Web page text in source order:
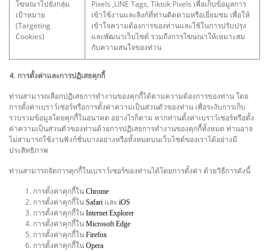
โฆษณาไปยังกลุ่ม
เป้าหมาย
(Targeting
Cookies)
Pixels ,LINE Tags, Tiktok Pixels เพื่อเก็บข้อมูลการ
เข้าใช้งานและลิงก์ที่ท่านติดตามหรือเยี่ยมชม เพื่อให้
เข้าใจความต้องการของท่านและใช้ในการปรับปรุง
และพัฒนาเว็บไซต์ รวมถึงการโฆษณาให้เหมาะสม
กับความสนใจของท่าน
4. การตั้งค่าและการปฏิเสธคุกกี้
ท่านสามารถเลือกปฏิเสธการทำงานของคุกกี้ได้ตามความต้องการของท่าน โดย
การตั้งค่าเบราว์เซอร์หรือการตั้งค่าความเป็นส่วนตัวของท่าน เพื่อระงับการเก็บ
รวบรวมข้อมูลโดยคุกกี้ในอนาคต อย่างไรก็ตาม หากท่านตั้งค่าเบราว์เซอร์หรือตั้ง
ค่าความเป็นส่วนตัวของท่านด้วยการปฏิเสธการทำงานของคุกกี้ทั้งหมด ท่านอาจ
ไม่สามารถใช้งานฟังก์ชั่นบางอย่างหรือทั้งหมดบนเว็บไซต์ของเราได้อย่างมี
ประสิทธิภาพ
ท่านสามารถจัดการคุกกี้ในเบราว์เซอร์ของท่านได้โดยการตั้งค่า ด้วยวิธีการดังนี้
การตั้งค่าคุกกี้ใน Chrome
การตั้งค่าคุกกี้ใน Safari และ iOS
การตั้งค่าคุกกี้ใน Internet Explorer
การตั้งค่าคุกกี้ใน Microsoft Edge
การตั้งค่าคุกกี้ใน Firefox
การตั้งค่าคุกกี้ใน Opera